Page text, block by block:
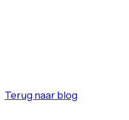
Terug naar blog